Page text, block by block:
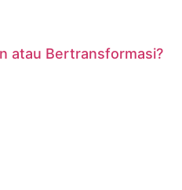
atau Bertransformasi?